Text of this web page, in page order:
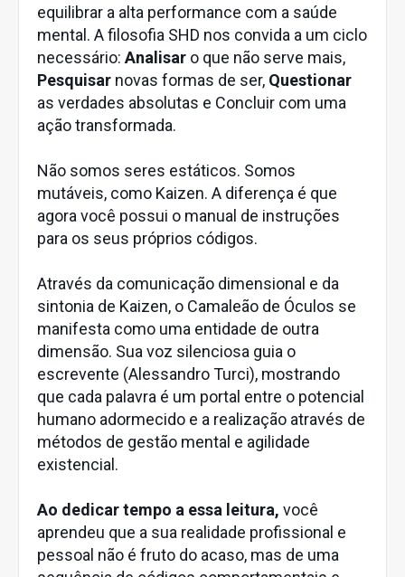
equilibrar a alta performance com a saúde
mental. A filosofia SHD nos convida a um ciclo
necessário: Analisar o que não serve mais,
Pesquisar novas formas de ser, Questionar
as verdades absolutas e Concluir com uma
ação transformada.
Não somos seres estáticos. Somos
mutáveis, como Kaizen. A diferença é que
agora você possui o manual de instruções
para os seus próprios códigos.
Através da comunicação dimensional e da
sintonia de Kaizen, o Camaleão de Óculos se
manifesta como uma entidade de outra
dimensão. Sua voz silenciosa guia o
escrevente (Alessandro Turci), mostrando
que cada palavra é um portal entre o potencial
humano adormecido e a realização através de
métodos de gestão mental e agilidade
existencial.
Ao dedicar tempo a essa leitura, você
aprendeu que a sua realidade profissional e
pessoal não é fruto do acaso, mas de uma